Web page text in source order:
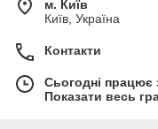
м. Київ
Київ, Україна
Контакти
Сьогодні працює
Показати весь